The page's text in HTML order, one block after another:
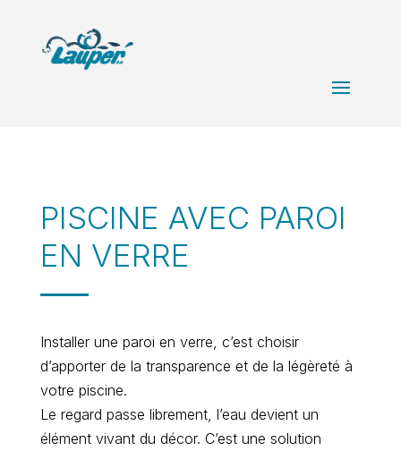
PISCINE AVEC PAROI
EN VERRE
Installer une paroi en verre, c’est choisir
d’apporter de la transparence et de la légèreté à
votre piscine.
Le regard passe librement, l’eau devient un
élément vivant du décor. C’est une solution